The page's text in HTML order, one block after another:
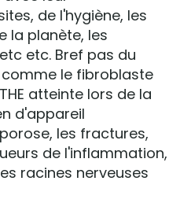
de l'hygiène, les
la planète, les
etc. Bref pas du
comme le fibroblaste
atteinte lors de la
d'appareil
les fractures,
de l'inflammation,
racines nerveuses